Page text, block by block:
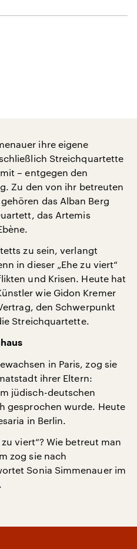
ihre eigene
Streichquartette
– entgegen den
Zu den von ihr betreuten
das Alban Berg
das Artemis
zu sein, verlangt
in dieser „Ehe zu viert“
und Krisen. Heute hat
wie Gidon Kremer
den Schwerpunkt
Streichquartette.
in Paris, zog sie
ihrer Eltern:
jüdisch-deutschen
gesprochen wurde. Heute
in Berlin.
viert“? Wie betreut man
zog sie nach
Sonia Simmenauer im